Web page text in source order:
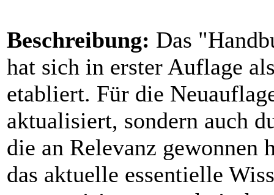
Beschreibung: Das
hat sich in erster Auflage
etabliert. Für die
aktualisiert, sondern auch
die an Relevanz gewonnen
das aktuelle essentielle